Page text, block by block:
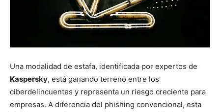
Una modalidad de estafa, identificada por expertos de
Kaspersky, está ganando terreno entre los
ciberdelincuentes y representa un riesgo creciente para
empresas. A diferencia del phishing convencional, esta